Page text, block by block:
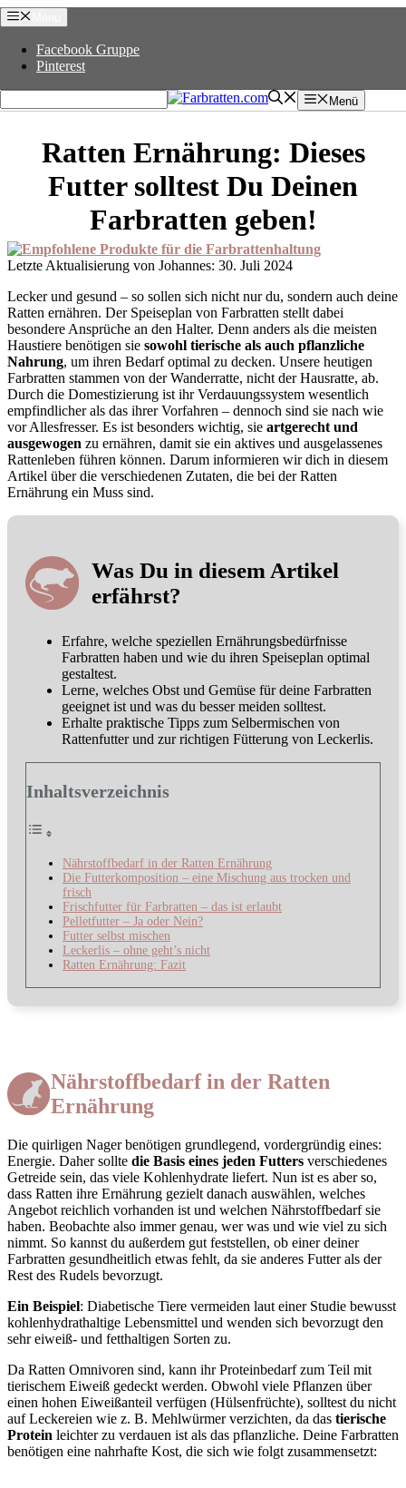
Zum
Inhalt
springenFacebook Gruppe
Pinterest
Menü
Ratten Ernährung: Dieses
Futter solltest Du Deinen
Farbratten geben!
30. Juli 2024
Lecker und gesund – so sollen sich nicht nur du, sondern auch deine
Ratten ernähren. Der Speiseplan von Farbratten stellt dabei
besondere Ansprüche an den Halter. Denn anders als die meisten
Haustiere benötigen sie sowohl tierische als auch pflanzliche
Nahrung, um ihren Bedarf optimal zu decken. Unsere heutigen
Farbratten stammen von der Wanderratte, nicht der Hausratte, ab.
Durch die Domestizierung ist ihr Verdauungssystem wesentlich
empfindlicher als das ihrer Vorfahren – dennoch sind sie nach wie
vor Allesfresser. Es ist besonders wichtig, sie artgerecht und
ausgewogen zu ernähren, damit sie ein aktives und ausgelassenes
Rattenleben führen können. Darum informieren wir dich in diesem
Artikel über die verschiedenen Zutaten, die bei der Ratten
Ernährung ein Muss sind.
Was Du in diesem Artikel
erfährst?
Erfahre, welche speziellen Ernährungsbedürfnisse
Farbratten haben und wie du ihren Speiseplan optimal
gestaltest.
Lerne, welches Obst und Gemüse für deine Farbratten
geeignet ist und was du besser meiden solltest.
Erhalte praktische Tipps zum Selbermischen von
Rattenfutter und zur richtigen Fütterung von Leckerlis.
Inhaltsverzeichnis
Nährstoffbedarf in der Ratten Ernährung
Die Futterkomposition – eine Mischung aus trocken und
frisch
Frischfutter für Farbratten – das ist erlaubt
Pelletfutter – Ja oder Nein?
Futter selbst mischen
Leckerlis – ohne geht’s nicht
Ratten Ernährung: Fazit
Nährstoffbedarf in der Ratten
Ernährung
Die quirligen Nager benötigen grundlegend, vordergründig eines:
Energie. Daher sollte die Basis eines jeden Futters verschiedenes
Getreide sein, das viele Kohlenhydrate liefert. Nun ist es aber so,
dass Ratten ihre Ernährung gezielt danach auswählen, welches
Angebot reichlich vorhanden ist und welchen Nährstoffbedarf sie
haben. Beobachte also immer genau, wer was und wie viel zu sich
nimmt. So kannst du außerdem gut feststellen, ob einer deiner
Farbratten gesundheitlich etwas fehlt, da sie anderes Futter als der
Rest des Rudels bevorzugt.
Ein Beispiel: Diabetische Tiere vermeiden laut einer Studie bewusst
kohlenhydrathaltige Lebensmittel und wenden sich bevorzugt den
sehr eiweiß- und fetthaltigen Sorten zu.
Da Ratten Omnivoren sind, kann ihr Proteinbedarf zum Teil mit
tierischem Eiweiß gedeckt werden. Obwohl viele Pflanzen über
einen hohen Eiweißanteil verfügen (Hülsenfrüchte), solltest du nicht
auf Leckereien wie z. B. Mehlwürmer verzichten, da das tierische
Protein leichter zu verdauen ist als das pflanzliche. Deine Farbratten
benötigen eine nahrhafte Kost, die sich wie folgt zusammensetzt: